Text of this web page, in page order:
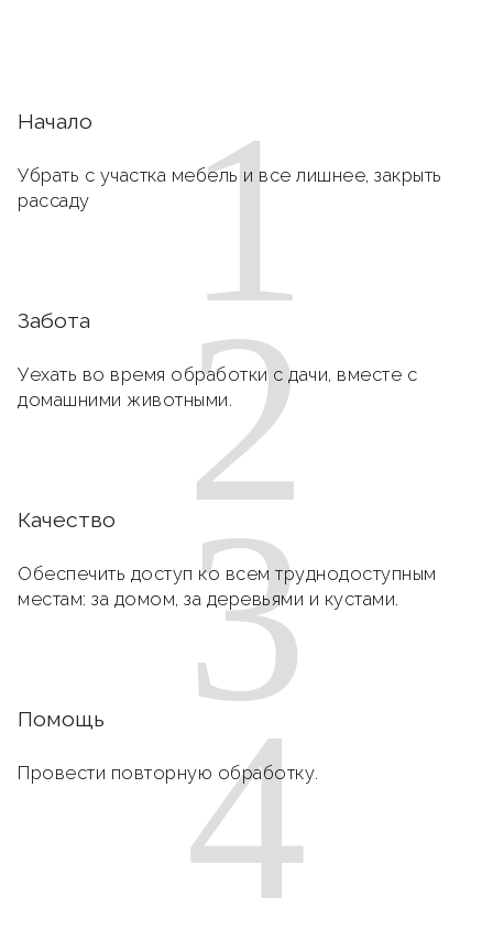
1
Начало
Убрать с участка мебель и все лишнее, закрыть
рассаду
2
Забота
Уехать во время обработки с дачи, вместе с
домашними животными.
3
Качество
Обеспечить доступ ко всем труднодоступным
местам: за домом, за деревьями и кустами.
4
Помощь
Провести повторную обработку.